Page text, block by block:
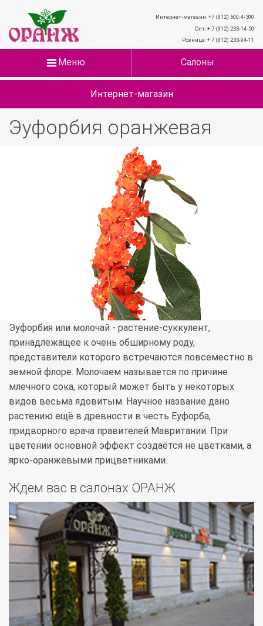
Интернет-магазин: +7 (812) 600-4-300
Опт: + 7 (812) 233-14-50
Розница: + 7 (812) 233-94-11
Меню Салоны
Интернет-магазин
Эуфорбия оранжевая
Эуфорбия или молочай - растение-суккулент,
принадлежащее к очень обширному роду,
представители которого встречаются повсеместно в
земной флоре. Молочаем называется по причине
млечного сока, который может быть у некоторых
видов весьма ядовитым. Научное название дано
растению ещё в древности в честь Еуфорба,
придворного врача правителей Мавритании. При
цветении основной эффект создаётся не цветками, а
ярко-оранжевыми прицветниками.
Ждем вас в салонах ОРАНЖ